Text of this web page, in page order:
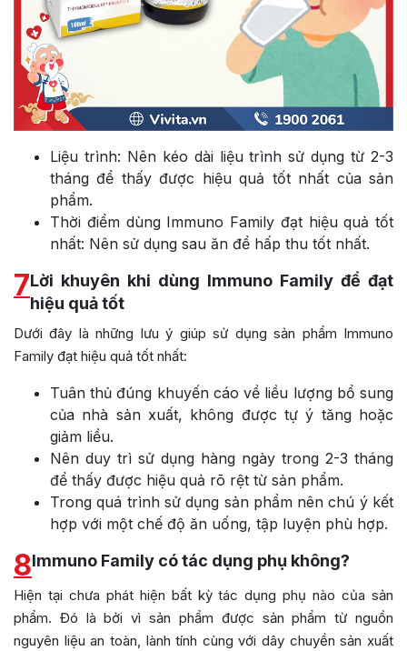
Liệu trình: Nên kéo dài liệu trình sử dụng từ 2-3
tháng để thấy được hiệu quả tốt nhất của sản
phẩm.
Thời điểm dùng Immuno Family đạt hiệu quả tốt
nhất: Nên sử dụng sau ăn để hấp thu tốt nhất.
7Lời khuyên khi dùng Immuno Family để đạt
hiệu quả tốt
Dưới đây là những lưu ý giúp sử dụng sản phẩm Immuno
Family đạt hiệu quả tốt nhất:
Tuân thủ đúng khuyến cáo về liều lượng bổ sung
của nhà sản xuất, không được tự ý tăng hoặc
giảm liều.
Nên duy trì sử dụng hàng ngày trong 2-3 tháng
để thấy được hiệu quả rõ rệt từ sản phẩm.
Trong quá trình sử dụng sản phẩm nên chú ý kết
hợp với một chế độ ăn uống, tập luyện phù hợp.
8Immuno Family có tác dụng phụ không?
Hiện tại chưa phát hiện bất kỳ tác dụng phụ nào của sản
phẩm. Đó là bởi vì sản phẩm được sản phẩm từ nguồn
nguyên liệu an toàn, lành tính cùng với dây chuyền sản xuất